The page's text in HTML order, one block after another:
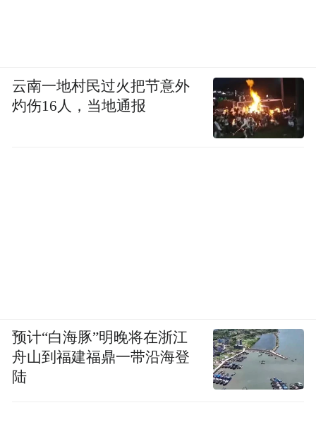
云南一地村民过火把节意外
灼伤16人，当地通报
预计“白海豚”明晚将在浙江
舟山到福建福鼎一带沿海登
陆